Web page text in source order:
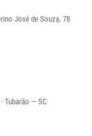
José de Souza, 78
Tubarão — SC